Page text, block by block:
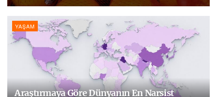
YAŞAM
Araştırmaya Göre Dünyanın En Narsist